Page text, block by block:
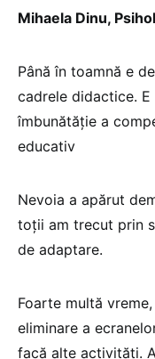
Mihaela Dinu,
Până în toamnă e
cadrele didactice.
îmbunătăție a
educativ
Nevoia a apărut
toții am trecut prin
de adaptare.
Foarte multă
eliminare a
facă alte activități.